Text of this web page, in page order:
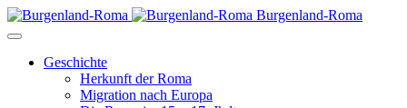
Burgenland-Roma
Geschichte
Herkunft der Roma
Migration nach Europa